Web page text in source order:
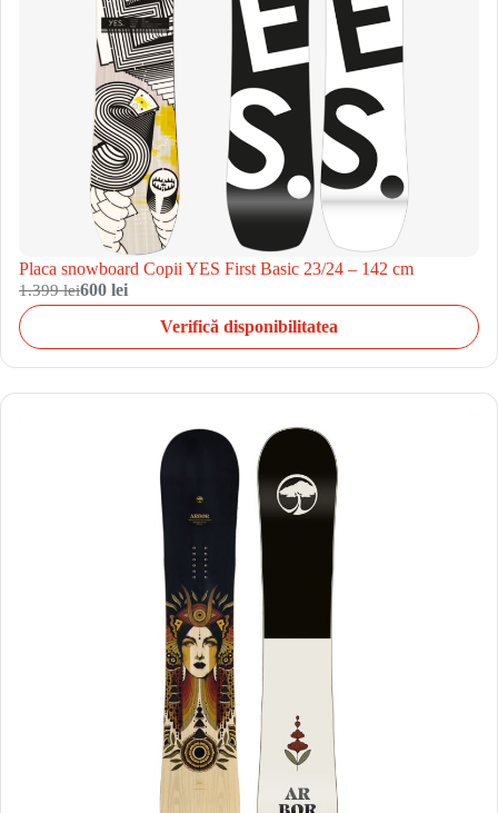
Placa snowboard Copii YES First Basic 23/24 – 142 cm
1.399 lei600 lei
Verifică disponibilitatea